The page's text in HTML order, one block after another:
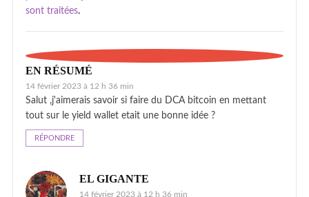
sont traitées.
EN RÉSUMÉ
14 février 2023 à 12 h 36 min
Salut ,j'aimerais savoir si faire du DCA bitcoin en mettant
tout sur le yield wallet etait une bonne idée ?
RÉPONDRE
EL GIGANTE
14 février 2023 à 12 h 36 min